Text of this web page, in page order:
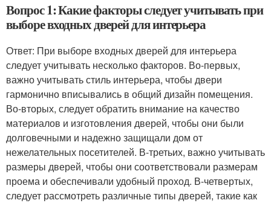
Вопрос 1: Какие факторы следует учитывать при
выборе входных дверей для интерьера
Ответ: При выборе входных дверей для интерьера
следует учитывать несколько факторов. Во-первых,
важно учитывать стиль интерьера, чтобы двери
гармонично вписывались в общий дизайн помещения.
Во-вторых, следует обратить внимание на качество
материалов и изготовления дверей, чтобы они были
долговечными и надежно защищали дом от
нежелательных посетителей. В-третьих, важно учитывать
размеры дверей, чтобы они соответствовали размерам
проема и обеспечивали удобный проход. В-четвертых,
следует рассмотреть различные типы дверей, такие как